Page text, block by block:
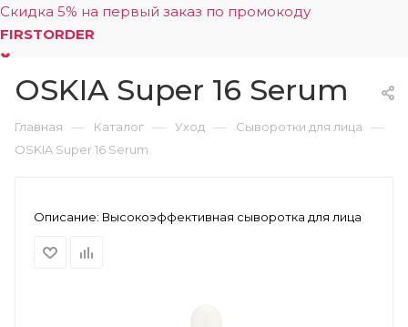
Скидка 5% на первый заказ по промокоду
FIRSTORDER
0
OSKIA Super 16 Serum
Главная — Каталог — Уход — Сыворотки для лица —
OSKIA Super 16 Serum
Описание: Высокоэффективная сыворотка для лица